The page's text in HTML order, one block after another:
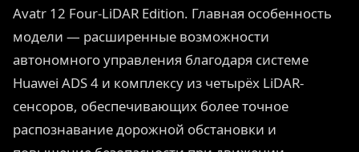
Avatr 12 Four-LiDAR Edition. Главная особенность
модели — расширенные возможности
автономного управления благодаря системе
Huawei ADS 4 и комплексу из четырёх LiDAR-
сенсоров, обеспечивающих более точное
распознавание дорожной обстановки и